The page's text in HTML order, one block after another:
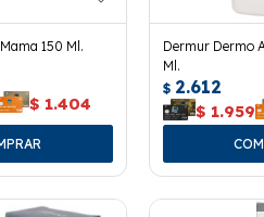
150 Ml.
$ 1.404
Dermur Dermo
Ml.
$ 2.612
$ 1.959